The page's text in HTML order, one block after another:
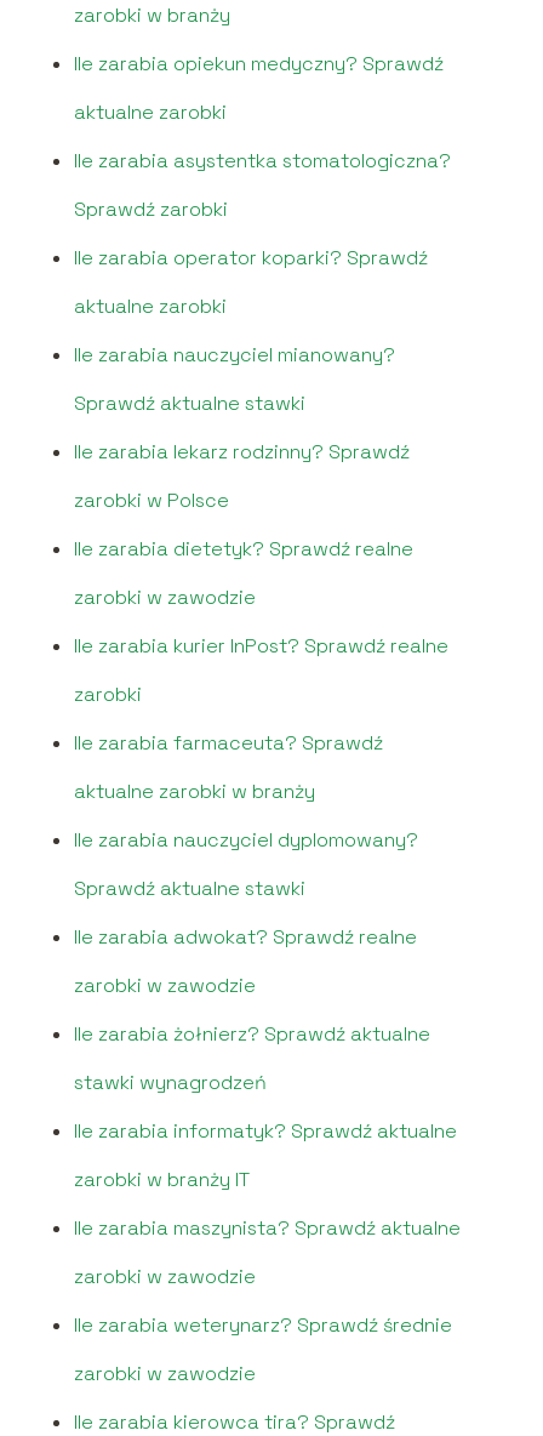
zarobki w branży
Ile zarabia opiekun medyczny? Sprawdź
aktualne zarobki
Ile zarabia asystentka stomatologiczna?
Sprawdź zarobki
Ile zarabia operator koparki? Sprawdź
aktualne zarobki
Ile zarabia nauczyciel mianowany?
Sprawdź aktualne stawki
Ile zarabia lekarz rodzinny? Sprawdź
zarobki w Polsce
Ile zarabia dietetyk? Sprawdź realne
zarobki w zawodzie
Ile zarabia kurier InPost? Sprawdź realne
zarobki
Ile zarabia farmaceuta? Sprawdź
aktualne zarobki w branży
Ile zarabia nauczyciel dyplomowany?
Sprawdź aktualne stawki
Ile zarabia adwokat? Sprawdź realne
zarobki w zawodzie
Ile zarabia żołnierz? Sprawdź aktualne
stawki wynagrodzeń
Ile zarabia informatyk? Sprawdź aktualne
zarobki w branży IT
Ile zarabia maszynista? Sprawdź aktualne
zarobki w zawodzie
Ile zarabia weterynarz? Sprawdź średnie
zarobki w zawodzie
Ile zarabia kierowca tira? Sprawdź